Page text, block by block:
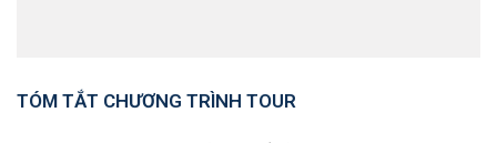
TÓM TẮT CHƯƠNG TRÌNH TOUR